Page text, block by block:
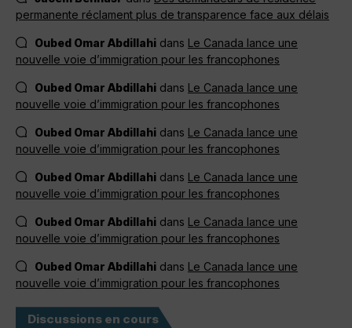
permanente réclament plus de transparence face aux délais
Oubed Omar Abdillahi dans Le Canada lance une
nouvelle voie d’immigration pour les francophones
Oubed Omar Abdillahi dans Le Canada lance une
nouvelle voie d’immigration pour les francophones
Oubed Omar Abdillahi dans Le Canada lance une
nouvelle voie d’immigration pour les francophones
Oubed Omar Abdillahi dans Le Canada lance une
nouvelle voie d’immigration pour les francophones
Oubed Omar Abdillahi dans Le Canada lance une
nouvelle voie d’immigration pour les francophones
Oubed Omar Abdillahi dans Le Canada lance une
nouvelle voie d’immigration pour les francophones
Discussions en cours